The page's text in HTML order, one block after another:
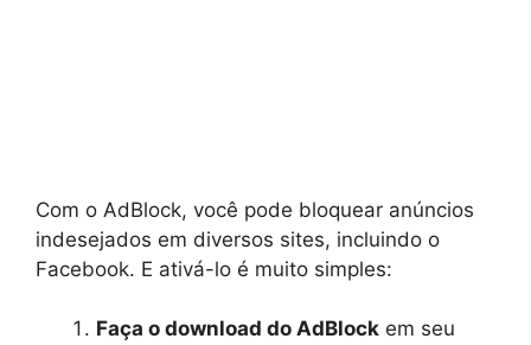
Com o AdBlock, você pode bloquear anúncios
indesejados em diversos sites, incluindo o
Facebook. E ativá-lo é muito simples:
Faça o download do AdBlock em seu